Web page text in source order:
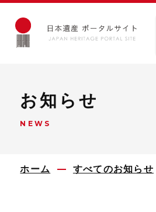
お知らせ
NEWS
ホーム すべてのお知らせ